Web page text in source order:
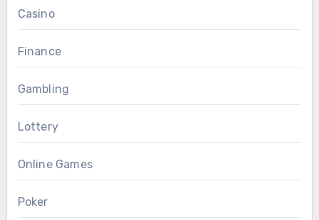
Casino
Finance
Gambling
Lottery
Online Games
Poker